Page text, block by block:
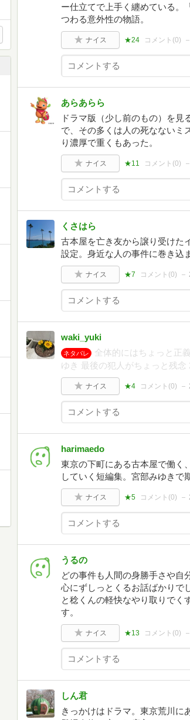
ー仕立てで上手く纏めている。
つわる意外性の物語。
ナイス ★24 コメント(0)
あらあらら
ドラマ版（少し前のもの）を
で、その多くは人の死なないミ
り濃厚で重くもあった。
ナイス ★11 コメント(0)
くさはら
古本屋を亡き友から譲り受けた
設定。身近な人の事件に巻き込
ナイス ★7 コメント(0)
waki_yuki
ネタバレ
全体的にはちょっと正
ゆき 最後の犯人がちょっと残
ナイス ★4 コメント(0)
harimaedo
東京の下町にある古本屋で働く
していく短編集。宮部みゆきで
ナイス ★5 コメント(0)
うるの
どの事件も人間の身勝手さや自
心にずしっとくるお話ばかりで
と稔くんの軽快なやり取りでく
す。
ナイス ★13 コメント(0)
しん君
きっかけはドラマ。東京荒川に